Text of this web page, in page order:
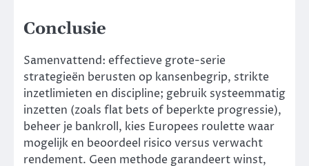
Conclusie
Samenvattend: effectieve grote-serie
strategieën berusten op kansenbegrip, strikte
inzetlimieten en discipline; gebruik systeemmatig
inzetten (zoals flat bets of beperkte progressie),
beheer je bankroll, kies Europees roulette waar
mogelijk en beoordeel risico versus verwacht
rendement. Geen methode garandeert winst,